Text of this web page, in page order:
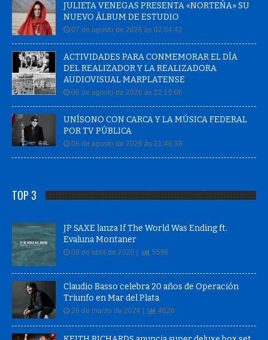
JULIETA VENEGAS PRESENTA «NORTEÑA» SU
NUEVO ÁLBUM DE ESTUDIO
07 de agosto de 2026 às 02:04:42
ACTIVIDADES PARA CONMEMORAR EL DÍA
DEL REALIZADOR Y LA REALIZADORA
AUDIOVISUAL MARPLATENSE
06 de agosto de 2026 às 22:15:06
UNÍSONO CON CARCA Y LA MÚSICA FEDERAL
POR TV PÚBLICA
06 de agosto de 2026 às 21:48:38
TOP 3
JP SAXE lanza If The World Was Ending ft.
Evaluna Montaner
08 de abril de 2020 | 5596
Claudio Basso celebra 20 años de Operación
Triunfo en Mar del Plata
26 de marzo de 2024 | 4626